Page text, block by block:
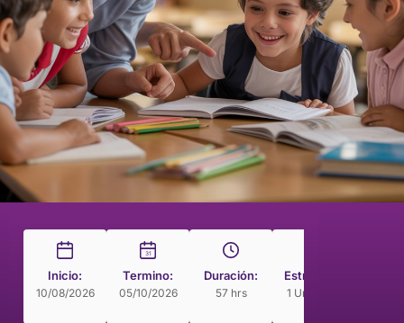
Inicio:
10/08/2026
31
Termino:
05/10/2026
Duración:
57 hrs
Estructura
1 Unidades